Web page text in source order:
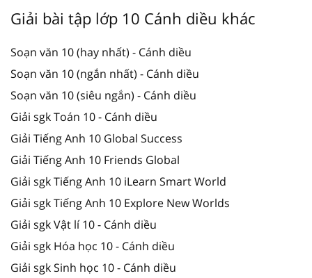
Giải bài tập lớp 10 Cánh diều khác
Soạn văn 10 (hay nhất) - Cánh diều
Soạn văn 10 (ngắn nhất) - Cánh diều
Soạn văn 10 (siêu ngắn) - Cánh diều
Giải sgk Toán 10 - Cánh diều
Giải Tiếng Anh 10 Global Success
Giải Tiếng Anh 10 Friends Global
Giải sgk Tiếng Anh 10 iLearn Smart World
Giải sgk Tiếng Anh 10 Explore New Worlds
Giải sgk Vật lí 10 - Cánh diều
Giải sgk Hóa học 10 - Cánh diều
Giải sgk Sinh học 10 - Cánh diều